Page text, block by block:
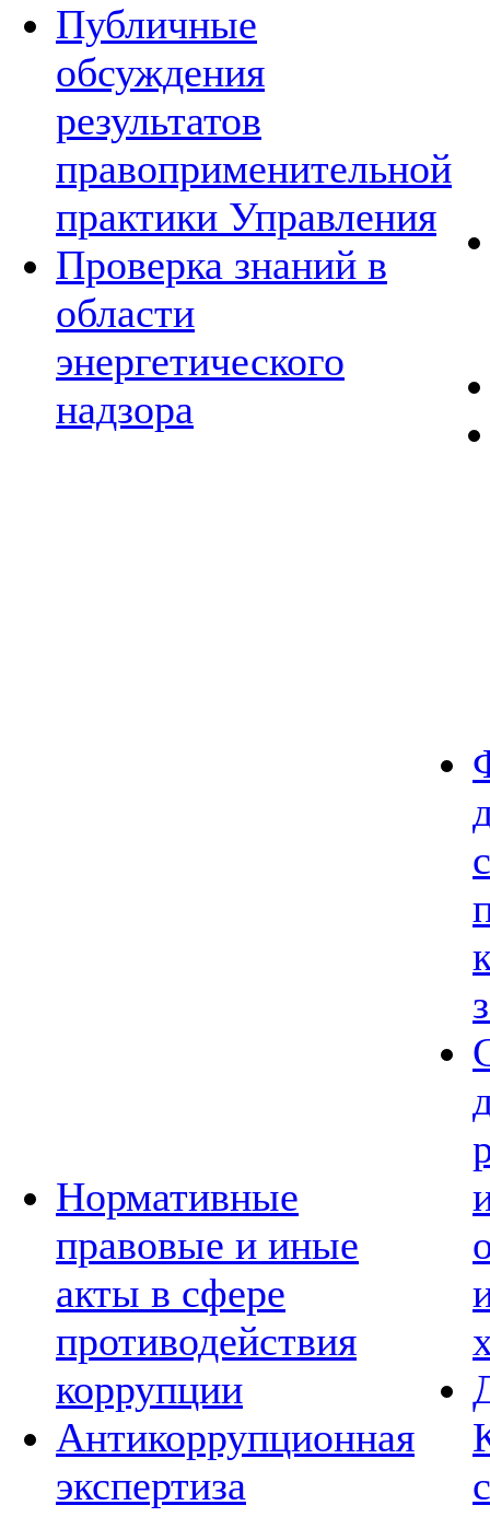
Публичные
обсуждения
результатов
правоприменительной
практики Управления
Проверка знаний в
области
энергетического
надзора
Нормативные
правовые и иные
акты в сфере
противодействия
коррупции
Антикоррупционная
экспертиза